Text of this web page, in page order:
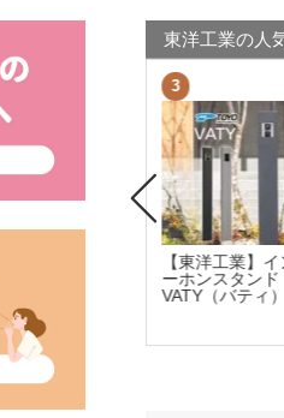
東洋工業の人
【東洋工業】イ
ーホンスタンド
VATY（バティ）